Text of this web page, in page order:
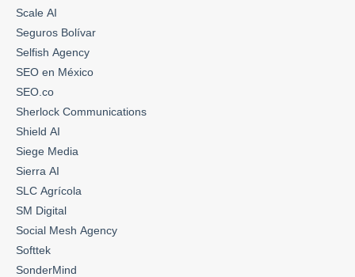
Scale AI
Seguros Bolívar
Selfish Agency
SEO en México
SEO.co
Sherlock Communications
Shield AI
Siege Media
Sierra AI
SLC Agrícola
SM Digital
Social Mesh Agency
Softtek
SonderMind